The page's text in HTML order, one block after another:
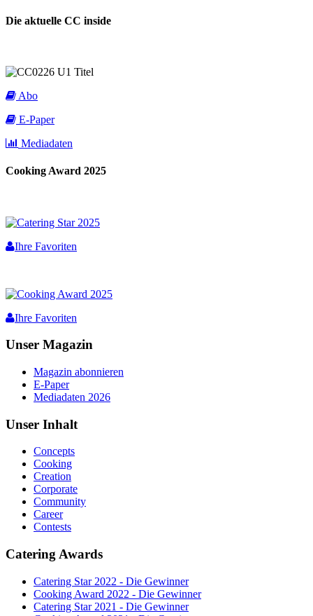
Die aktuelle CC inside
Abo
E-Paper
Mediadaten
Cooking Award 2025
Ihre Favoriten
Ihre Favoriten
Unser Magazin
Magazin abonnieren
E-Paper
Mediadaten 2026
Unser Inhalt
Concepts
Cooking
Creation
Corporate
Community
Career
Contests
Catering Awards
Catering Star 2022 - Die Gewinner
Cooking Award 2022 - Die Gewinner
Catering Star 2021 - Die Gewinner